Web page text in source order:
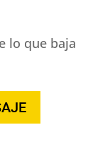
lo que baja